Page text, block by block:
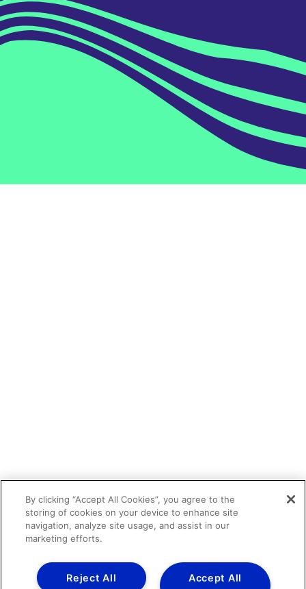
By clicking “Accept All Cookies”, you agree to the
storing of cookies on your device to enhance site
navigation, analyze site usage, and assist in our
marketing efforts.
Accept All
Reject All